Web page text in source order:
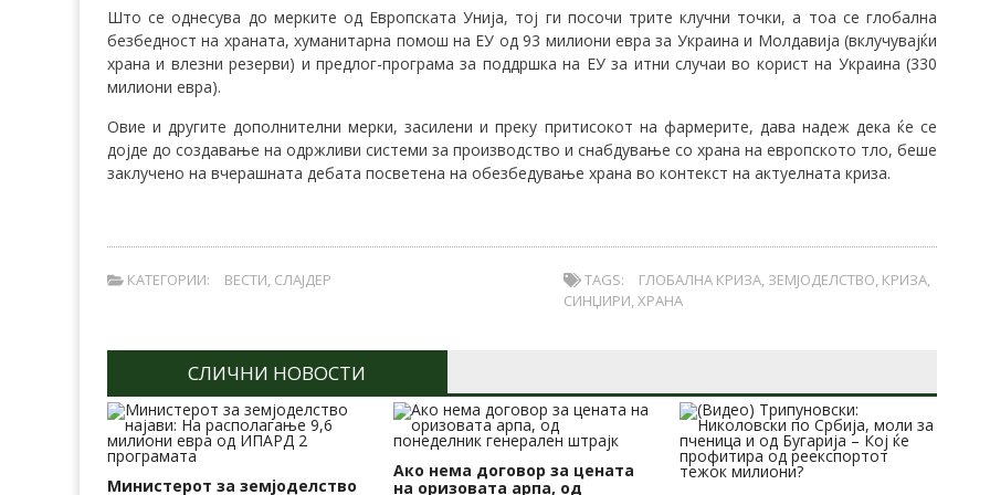
Што се однесува до мерките од Европската Унија, тој ги посочи трите клучни точки, а тоа се глобална
безбедност на храната, хуманитарна помош на ЕУ од 93 милиони евра за Украина и Молдавија (вклучувајќи
храна и влезни резерви) и предлог-програма за поддршка на ЕУ за итни случаи во корист на Украина (330
милиони евра).
Овие и другите дополнителни мерки, засилени и преку притисокот на фармерите, дава надеж дека ќе се
дојде до создавање на одржливи системи за производство и снабдување со храна на европското тло, беше
заклучено на вчерашната дебата посветена на обезбедување храна во контекст на актуелната криза.
КАТЕГОРИИ: ВЕСТИ, СЛАЈДЕР TAGS: ГЛОБАЛНА КРИЗА, ЗЕМЈОДЕЛСТВО, КРИЗА,
СИНЏИРИ,ХРАНА
СЛИЧНИ НОВОСТИ
Министерот за земјоделство
Ако нема договор за цената
на оризовата арпа, од